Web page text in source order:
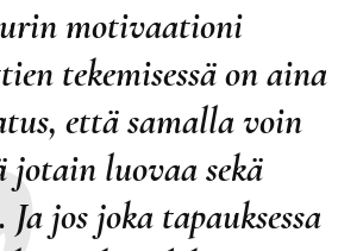
motivaationi
tekemisessä on aina
että samalla voin
jotain luovaa sekä
jos joka tapauksessa